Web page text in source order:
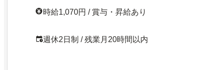
時給1,070円 / 賞与・昇給あり
週休2日制 / 残業月20時間以内